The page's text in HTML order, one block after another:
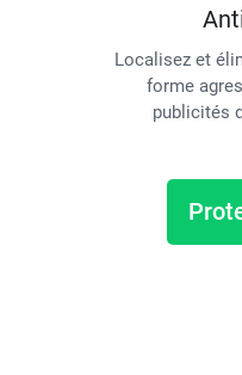
Localisez et
forme
publicités